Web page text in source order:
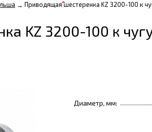
→ Приводящая шестеренка KZ 3200-100 к
KZ 3200-100 к
Диаметр, мм: